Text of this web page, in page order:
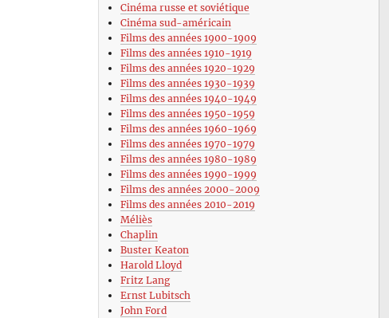
Cinéma russe et soviétique
Cinéma sud-américain
Films des années 1900-1909
Films des années 1910-1919
Films des années 1920-1929
Films des années 1930-1939
Films des années 1940-1949
Films des années 1950-1959
Films des années 1960-1969
Films des années 1970-1979
Films des années 1980-1989
Films des années 1990-1999
Films des années 2000-2009
Films des années 2010-2019
Méliès
Chaplin
Buster Keaton
Harold Lloyd
Fritz Lang
Ernst Lubitsch
John Ford